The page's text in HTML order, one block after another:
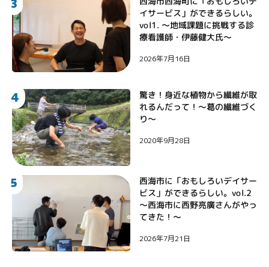
イサービス」ができるらしい。
vol1. 〜地域課題に挑戦する診
療看護師・伊藤健大氏〜
2026年7月16日
4
驚き！身近な植物から繊維が取
れるんだって！〜葛の繊維づく
り〜
2020年9月28日
5 西海市に「おもしろいデイサー
ビス」ができるらしい。vol.2
〜西海市に西野亮廣さんがやっ
てきた！〜
2026年7月21日